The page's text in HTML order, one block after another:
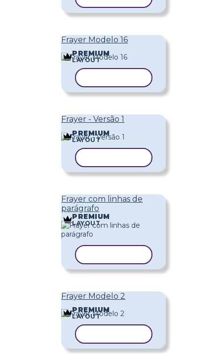
Frayer Modelo 16
PREMIUM
LAYOUT
Frayer - Versão 1
PREMIUM
LAYOUT
Frayer com linhas de
parágrafo
PREMIUM
LAYOUT
Frayer Modelo 2
PREMIUM
LAYOUT